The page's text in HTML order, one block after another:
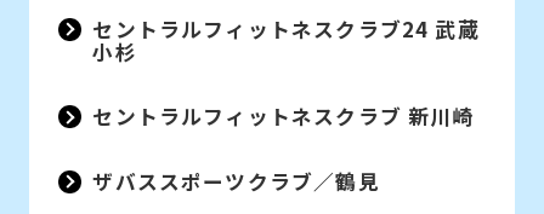
セントラルフィットネスクラブ24 武蔵
小杉
セントラルフィットネスクラブ 新川崎
ザバススポーツクラブ／鶴見